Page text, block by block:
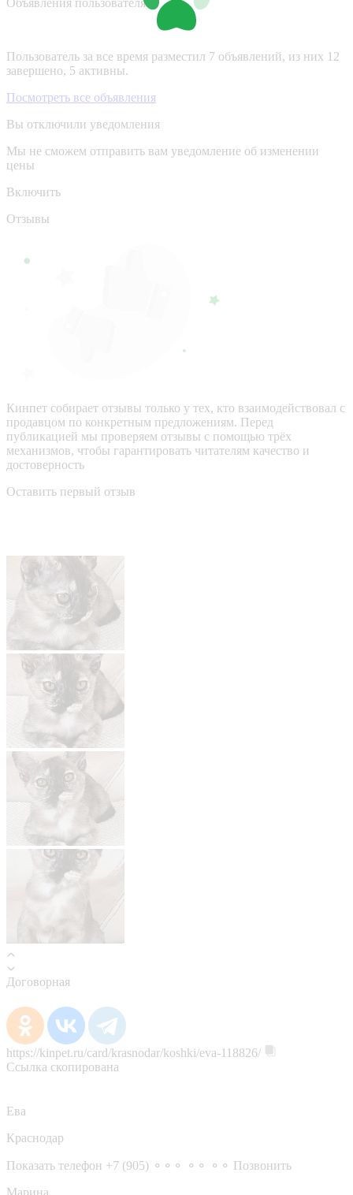
Пользователь за все время разместил 7 объявлений, из них 12
завершено, 5 активны.
Посмотреть все объявления
Вы отключили уведомления
Мы не сможем отправить вам уведомление об изменении
цены
Включить
Отзывы
Кинпет собирает отзывы только у тех, кто взаимодействовал с
продавцом по конкретным предложениям. Перед
публикацией мы проверяем отзывы с помощью трёх
механизмов, чтобы гарантировать читателям качество и
достоверность
Оставить первый отзыв
Договорная
https://kinpet.ru/card/krasnodar/koshki/eva-118826/
Ссылка скопирована
Ева
Краснодар
Показать телефон +7 (905) ⚬⚬⚬ ⚬⚬ ⚬⚬ Позвонить
Марина